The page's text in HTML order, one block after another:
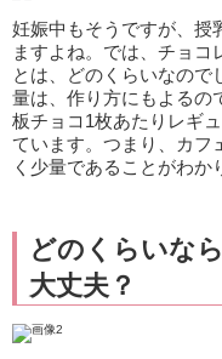
妊娠中もそうですが、授
ますよね。では、チョ
とは、どのくらいなので
量は、作り方にもよるの
板チョコ1枚あたりレギ
ています。つまり、カフ
く少量であることがわか
どのくらいな
大丈夫？